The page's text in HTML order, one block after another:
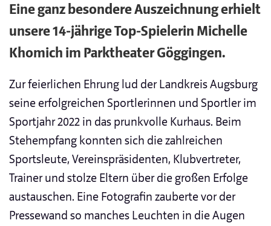
Eine ganz besondere Auszeichnung erhielt
unsere 14-jährige Top-Spielerin Michelle
Khomich im Parktheater Göggingen.
Zur feierlichen Ehrung lud der Landkreis Augsburg
seine erfolgreichen Sportlerinnen und Sportler im
Sportjahr 2022 in das prunkvolle Kurhaus. Beim
Stehempfang konnten sich die zahlreichen
Sportsleute, Vereinspräsidenten, Klubvertreter,
Trainer und stolze Eltern über die großen Erfolge
austauschen. Eine Fotografin zauberte vor der
Pressewand so manches Leuchten in die Augen